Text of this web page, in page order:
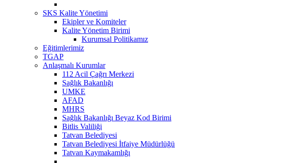
SKS Kalite Yönetimi
Ekipler ve Komiteler
Kalite Yönetim Birimi
Kurumsal Politikamız
Eğitimlerimiz
TGAP
Anlaşmalı Kurumlar
112 Acil Çağrı Merkezi
Sağlık Bakanlığı
UMKE
AFAD
MHRS
Sağlık Bakanlığı Beyaz Kod Birimi
Bitlis Valiliği
Tatvan Belediyesi
Tatvan Belediyesi İtfaiye Müdürlüğü
Tatvan Kaymakamlığı